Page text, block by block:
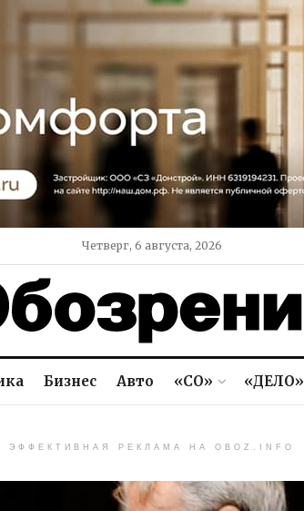
Четверг, 6 августа, 2026
Бизнес Авто «СО» «ДЕЛО»
ЭФФЕКТИВНАЯ РЕКЛАМА НА OBOZ.INFO